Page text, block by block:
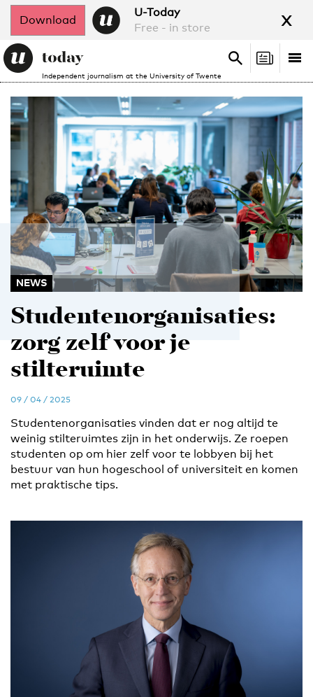
Download
U-Today
Free - in store
x
Independent journalism at the University of Twente
Search
Search
NEWS
Studentenorganisaties:
zorg zelf voor je
stilteruimte
09 / 04 / 2025
Studentenorganisaties vinden dat er nog altijd te
weinig stilteruimtes zijn in het onderwijs. Ze roepen
studenten op om hier zelf voor te lobbyen bij het
bestuur van hun hogeschool of universiteit en komen
met praktische tips.